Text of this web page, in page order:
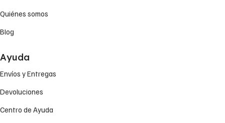
Quiénes somos
Blog
Ayuda
Envíos y Entregas
Devoluciones
Centro de Ayuda